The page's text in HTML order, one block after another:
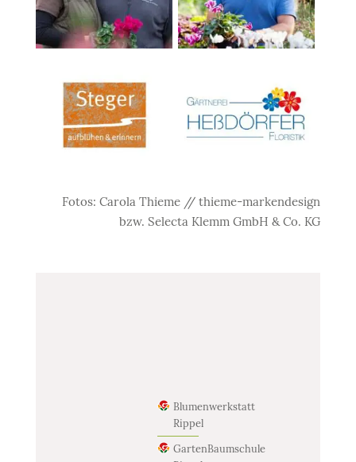
Fotos: Carola Thieme // thieme-markendesign
bzw. Selecta Klemm GmbH & Co. KG
Blumenwerkstatt
Rippel
GartenBaumschule